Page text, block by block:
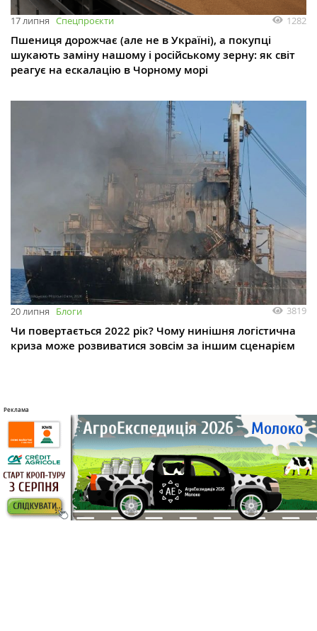
17 липня Спецпроєкти 1282
Пшениця дорожчає (але не в Україні), а покупці
шукають заміну нашому і російському зерну: як світ
реагує на ескалацію в Чорному морі
20 липня Блоги 3819
Чи повертається 2022 рік? Чому нинішня логістична
криза може розвиватися зовсім за іншим сценарієм